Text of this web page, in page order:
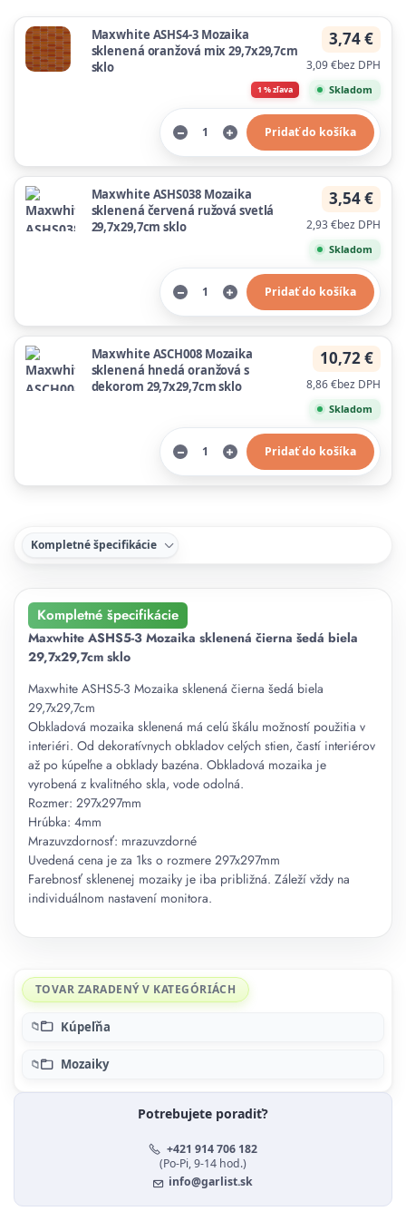
Maxwhite ASHS4-3 Mozaika
sklenená oranžová mix 29,7x29,7cm
sklo
1 % zľava
3,74 €
3,09 €bez DPH
Skladom
Pridať do košíka
Maxwhite ASHS038 Mozaika
sklenená červená ružová svetlá
29,7x29,7cm sklo
3,54 €
2,93 €bez DPH
Skladom
Pridať do košíka
Maxwhite ASCH008 Mozaika
sklenená hnedá oranžová s
dekorom 29,7x29,7cm sklo
10,72 €
8,86 €bez DPH
Skladom
Pridať do košíka
Kompletné špecifikácie
Kompletné špecifikácie
Maxwhite ASHS5-3 Mozaika sklenená čierna šedá biela
29,7x29,7cm sklo
Maxwhite ASHS5-3 Mozaika sklenená čierna šedá biela
29,7x29,7cm
Obkladová mozaika sklenená má celú škálu možností použitia v
interiéri. Od dekoratívnych obkladov celých stien, častí interiérov
až po kúpeľne a obklady bazéna. Obkladová mozaika je
vyrobená z kvalitného skla, vode odolná.
Rozmer: 297x297mm
Hrúbka: 4mm
Mrazuvzdornosť: mrazuvzdorné
Uvedená cena je za 1ks o rozmere 297x297mm
Farebnosť sklenenej mozaiky je iba približná. Záleží vždy na
individuálnom nastavení monitora.
TOVAR ZARADENÝ V KATEGÓRIÁCH
Kúpeľňa
Mozaiky
Potrebujete poradiť?
+421 914 706 182
(Po-Pi, 9-14 hod.)
info@garlist.sk